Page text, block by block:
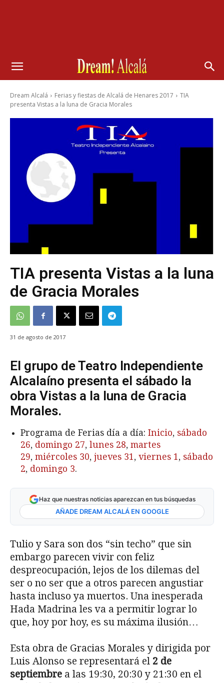
Dream Alcalá Ferias y fiestas de Alcalá de Henares 2017
TIA
presenta Vistas a la luna de Gracia Morales
TIA presenta Vistas a la luna
de Gracia Morales
31 de agosto de 2017
El grupo de Teatro Independiente
Alcalaíno presenta el sábado la
obra Vistas a la luna de Gracia
Morales.
Programa de Ferias día a día: Inicio, sábado
26, domingo 27, lunes 28, martes
29, miércoles 30, jueves 31, viernes 1, sábado
2, domingo 3.
Haz que nuestras noticias aparezcan en tus búsquedas
AÑADE DREAM ALCALÁ EN GOOGLE
Tulio y Sara son dos “sin techo” que sin
embargo parecen vivir con feliz
despreocupación, lejos de los dilemas del
ser o no ser que a otros parecen angustiar
hasta incluso ya muertos. Una inesperada
Hada Madrina les va a permitir lograr lo
que, hoy por hoy, es su máxima ilusión…
Esta obra de Gracias Morales y dirigida por
Luis Alonso se representará el 2 de
septiembre a las 19:30, 20:30 y 21:30 en el